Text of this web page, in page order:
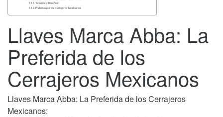
Tamaños y Diseños:
Preferida por los Cerrajeros Mexicanos
Llaves Marca Abba: La
Preferida de los
Cerrajeros Mexicanos
Llaves Marca Abba: La Preferida de los Cerrajeros
Mexicanos: